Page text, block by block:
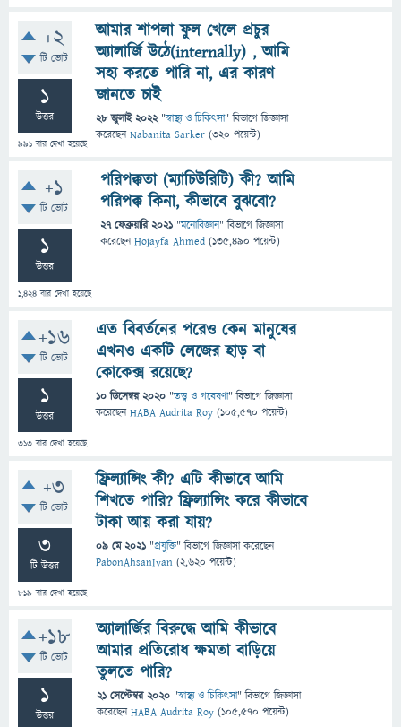
+2
টি ভোট
1
উত্তর
991 বার দেখা হয়েছে
আমার শাপলা ফুল খেলে প্রচুর
অ্যালার্জি উঠে(internally) , আমি
সহ্য করতে পারি না, এর কারণ
জানতে চাই
28 জুলাই 2022 "স্বাস্থ্য ও চিকিৎসা" বিভাগে জিজ্ঞাসা
করেছেনNabanita Sarker (320 পয়েন্ট)
+1
টি ভোট
1
উত্তর
1,424 বার দেখা হয়েছে
পরিপক্কতা (ম্যাচিউরিটি) কী? আমি
পরিপক্ক কিনা, কীভাবে বুঝবো?
27 ফেব্রুয়ারি 2021 "মনোবিজ্ঞান" বিভাগে জিজ্ঞাসা
করেছেনHojayfa Ahmed (135,490 পয়েন্ট)
+16
টি ভোট
1
উত্তর
313 বার দেখা হয়েছে
এত বিবর্তনের পরেও কেন মানুষের
এখনও একটি লেজের হাড় বা
কোকেক্স রয়েছে?
10 ডিসেম্বর 2020 "তত্ত্ব ও গবেষণা" বিভাগে জিজ্ঞাসা
করেছেনHABA Audrita Roy (105,570 পয়েন্ট)
+3
টি ভোট
3
টি উত্তর
819 বার দেখা হয়েছে
ফ্রিল্যান্সিং কী? এটি কীভাবে আমি
শিখতে পারি? ফ্রিল্যান্সিং করে কীভাবে
টাকা আয় করা যায়?
09 মে 2021 "প্রযুক্তি" বিভাগে জিজ্ঞাসাকরেছেন
PabonAhsanIvan (2,620 পয়েন্ট)
+18
টি ভোট
1
উত্তর
অ্যালার্জির বিরুদ্ধে আমি কীভাবে
আমার প্রতিরোধ ক্ষমতা বাড়িয়ে
তুলতে পারি?
21 সেপ্টেম্বর 2020 "স্বাস্থ্য ও চিকিৎসা" বিভাগে জিজ্ঞাসা
করেছেনHABA Audrita Roy (105,570 পয়েন্ট)